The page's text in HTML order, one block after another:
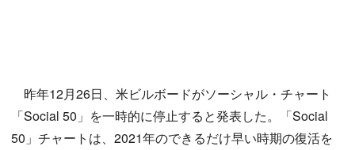
昨年12月26日、米ビルボードがソーシャル・チャート
「Social 50」を一時的に停止すると発表した。「Social
50」チャートは、2021年のできるだけ早い時期の復活を